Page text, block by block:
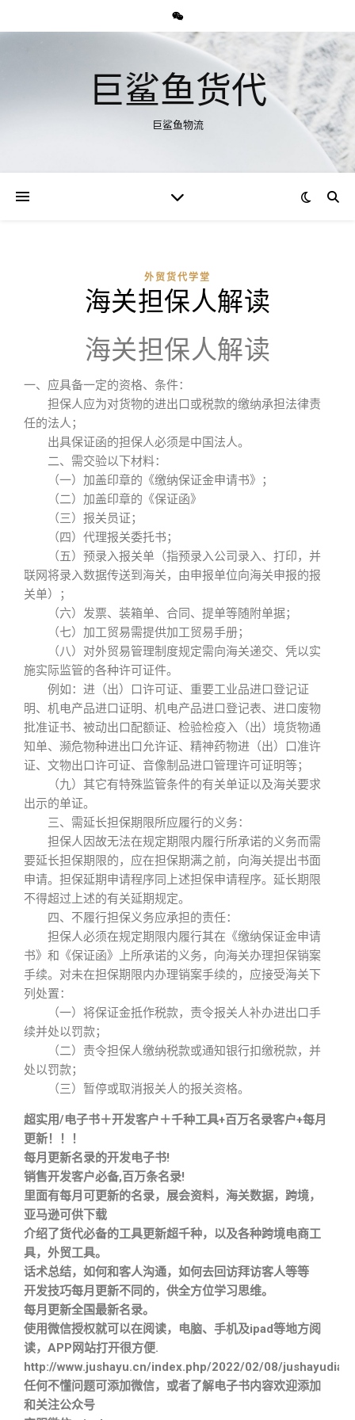
巨鲨鱼货代
巨鲨鱼物流
外贸货代学堂
海关担保人解读
海关担保人解读
一、应具备一定的资格、条件：
担保人应为对货物的进出口或税款的缴纳承担法律责
任的法人；
出具保证函的担保人必须是中国法人。
二、需交验以下材料：
（一）加盖印章的《缴纳保证金申请书》；
（二）加盖印章的《保证函》
（三）报关员证；
（四）代理报关委托书；
（五）预录入报关单（指预录入公司录入、打印，并
联网将录入数据传送到海关，由申报单位向海关申报的报
关单）；
（六）发票、装箱单、合同、提单等随附单据；
（七）加工贸易需提供加工贸易手册；
（八）对外贸易管理制度规定需向海关递交、凭以实
施实际监管的各种许可证件。
例如：进（出）口许可证、重要工业品进口登记证
明、机电产品进口证明、机电产品进口登记表、进口废物
批准证书、被动出口配额证、检验检疫入（出）境货物通
知单、濒危物种进出口允许证、精神药物进（出）口准许
证、文物出口许可证、音像制品进口管理许可证明等；
（九）其它有特殊监管条件的有关单证以及海关要求
出示的单证。
三、需延长担保期限所应履行的义务：
担保人因故无法在规定期限内履行所承诺的义务而需
要延长担保期限的，应在担保期满之前，向海关提出书面
申请。担保延期申请程序同上述担保申请程序。延长期限
不得超过上述的有关延期规定。
四、不履行担保义务应承担的责任：
担保人必须在规定期限内履行其在《缴纳保证金申请
书》和《保证函》上所承诺的义务，向海关办理担保销案
手续。对未在担保期限内办理销案手续的，应接受海关下
列处置：
（一）将保证金抵作税款，责令报关人补办进出口手
续并处以罚款；
（二）责令担保人缴纳税款或通知银行扣缴税款，并
处以罚款；
（三）暂停或取消报关人的报关资格。
超实用/电子书＋开发客户＋千种工具+百万名录客户+每月
更新！！！
每月更新名录的开发电子书!
销售开发客户必备,百万条名录!
里面有每月可更新的名录，展会资料，海关数据，跨境，
亚马逊可供下载
介绍了货代必备的工具更新超千种，以及各种跨境电商工
具，外贸工具。
话术总结，如何和客人沟通，如何去回访拜访客人等等
开发技巧每月更新不同的，供全方位学习思维。
每月更新全国最新名录。
使用微信授权就可以在阅读，电脑、手机及ipad等地方阅
读，APP网站打开很方便.
http://www.jushayu.cn/index.php/2022/02/08/
任何不懂问题可添加微信，或者了解电子书内容欢迎添加
和关注公众号